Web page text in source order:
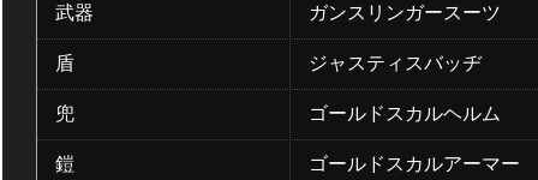
武器 ガンスリンガースーツ
盾 ジャスティスバッヂ
兜 ゴールドスカルヘルム
鎧 ゴールドスカルアーマー